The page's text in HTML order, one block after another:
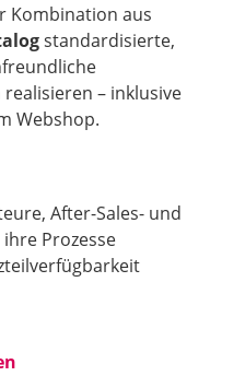
Kombination aus
standardisierte,
– inklusive
Webshop.
After-Sales- und
Prozesse